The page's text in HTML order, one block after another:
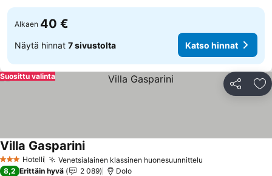
Alkaen 40 €
Näytä hinnat 7 sivustolta Katso hinnat
Jaa
Suosittu valinta
3 Tähtiluokitus
Hotelli Venetsialainen klassinen huonesuunnittelu
Villa GaspariniKatso hinnat
8,2 Erittäin hyvä 2 089 Dolo